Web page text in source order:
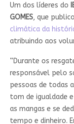
Um dos líderes do
GOMES, que
climática da
atribuindo aos
“Durante os
responsável pelo
pessoas de todas
tom de igualdade
as mangas e se
tempo e dinheiro.